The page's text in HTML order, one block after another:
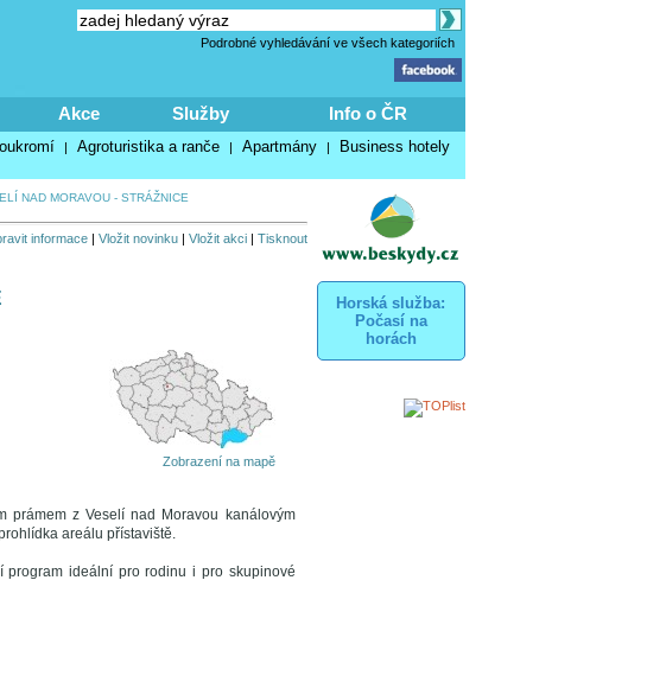
Podrobné vyhledávání ve všech kategoriích
Akce Služby Info o ČR
| Agroturistika a ranče | Apartmány | Business hotely
NAD MORAVOU - STRÁŽNICE
informace| Vložit novinku| Vložit akci| Tisknout
Zobrazení na mapě
z Veselí nad Moravou kanálovým
areálu přístaviště.
program ideální pro rodinu i pro skupinové
Horská služba:
Počasí na
horách